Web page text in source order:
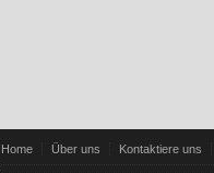
Home Über uns Kontaktiere uns